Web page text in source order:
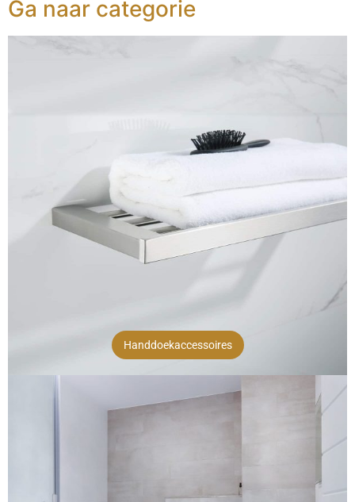
Ga naar categorie
Handdoekaccessoires